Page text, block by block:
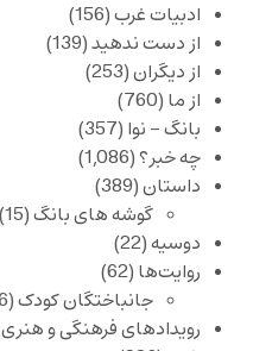
ادبیات غرب(156)
از دست ندهید(139)
از دیگران(253)
از ما (760)
بانگ – نوا (357)
چه خبر؟(1,086)
داستان(389)
گوشه های بانگ(15)
دوسیه(22)
روایت‌ها (62)
جانباختگان کودک(36)
رویدادهای فرهنگی و هنری